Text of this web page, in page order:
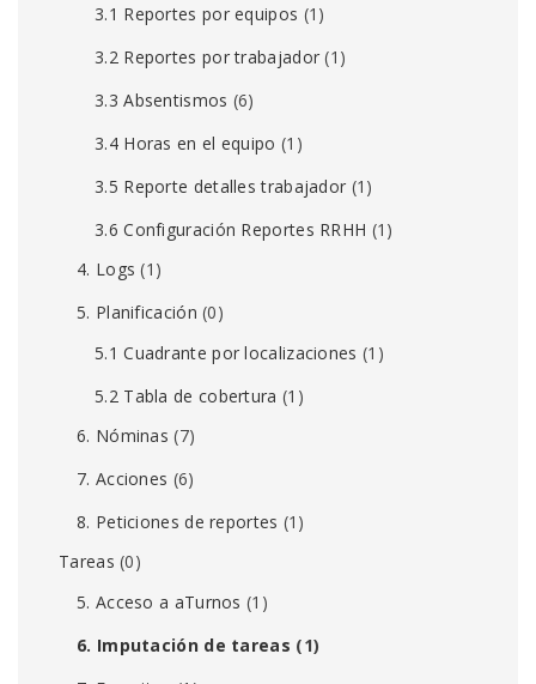
3.1 Reportes por equipos (1)
3.2 Reportes por trabajador (1)
3.3 Absentismos (6)
3.4 Horas en el equipo (1)
3.5 Reporte detalles trabajador (1)
3.6 Configuración Reportes RRHH (1)
4. Logs (1)
5. Planificación (0)
5.1 Cuadrante por localizaciones (1)
5.2 Tabla de cobertura (1)
6. Nóminas (7)
7. Acciones (6)
8. Peticiones de reportes (1)
Tareas (0)
5. Acceso a aTurnos (1)
6. Imputación de tareas (1)